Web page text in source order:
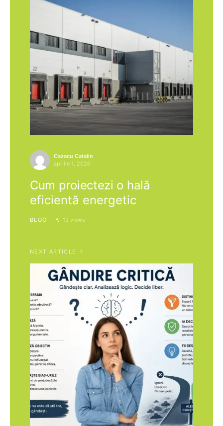
Cazacu Catalin
aprilie 1, 2026
Cum proiectezi o hală
eficientă energetic
BLOG 13 views
NEXT ARTICLE